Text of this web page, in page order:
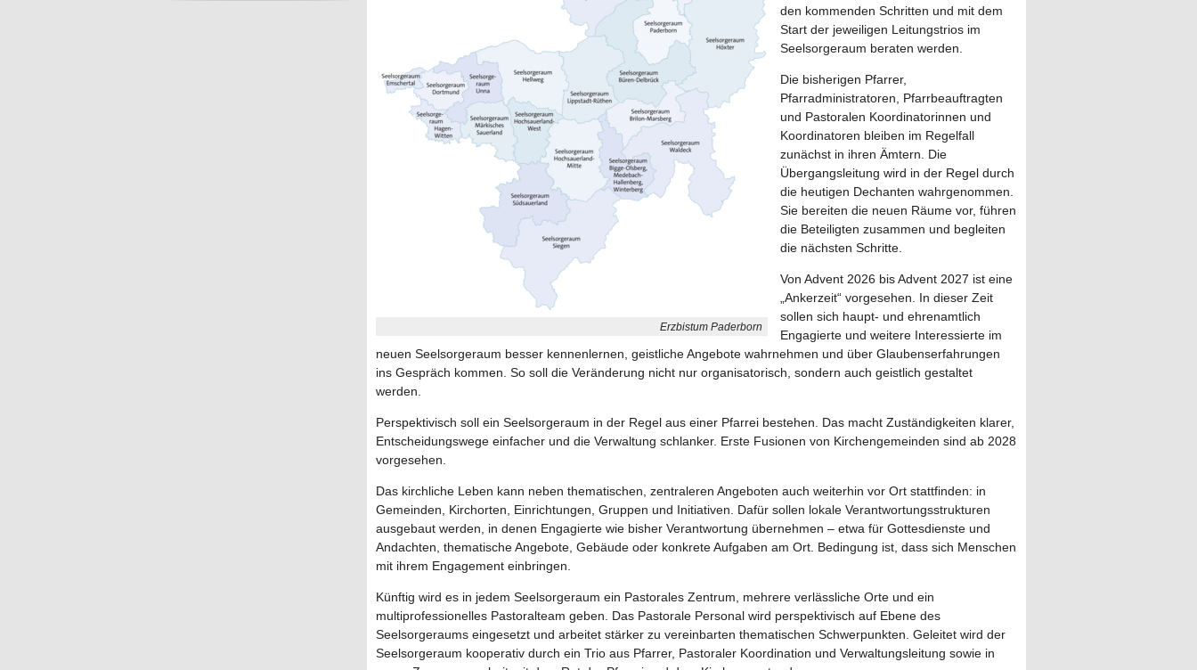
Erzbistum Paderborn
den kommenden Schritten und mit dem
Start der jeweiligen Leitungstrios im
Seelsorgeraum beraten werden.
Die bisherigen Pfarrer,
Pfarradministratoren, Pfarrbeauftragten
und Pastoralen Koordinatorinnen und
Koordinatoren bleiben im Regelfall
zunächst in ihren Ämtern. Die
Übergangsleitung wird in der Regel durch
die heutigen Dechanten wahrgenommen.
Sie bereiten die neuen Räume vor, führen
die Beteiligten zusammen und begleiten
die nächsten Schritte.
Von Advent 2026 bis Advent 2027 ist eine
„Ankerzeit“ vorgesehen. In dieser Zeit
sollen sich haupt- und ehrenamtlich
Engagierte und weitere Interessierte im
neuen Seelsorgeraum besser kennenlernen, geistliche Angebote wahrnehmen und über Glaubenserfahrungen
ins Gespräch kommen. So soll die Veränderung nicht nur organisatorisch, sondern auch geistlich gestaltet
werden.
Perspektivisch soll ein Seelsorgeraum in der Regel aus einer Pfarrei bestehen. Das macht Zuständigkeiten klarer,
Entscheidungswege einfacher und die Verwaltung schlanker. Erste Fusionen von Kirchengemeinden sind ab 2028
vorgesehen.
Das kirchliche Leben kann neben thematischen, zentraleren Angeboten auch weiterhin vor Ort stattfinden: in
Gemeinden, Kirchorten, Einrichtungen, Gruppen und Initiativen. Dafür sollen lokale Verantwortungsstrukturen
ausgebaut werden, in denen Engagierte wie bisher Verantwortung übernehmen – etwa für Gottesdienste und
Andachten, thematische Angebote, Gebäude oder konkrete Aufgaben am Ort. Bedingung ist, dass sich Menschen
mit ihrem Engagement einbringen.
Künftig wird es in jedem Seelsorgeraum ein Pastorales Zentrum, mehrere verlässliche Orte und ein
multiprofessionelles Pastoralteam geben. Das Pastorale Personal wird perspektivisch auf Ebene des
Seelsorgeraums eingesetzt und arbeitet stärker zu vereinbarten thematischen Schwerpunkten. Geleitet wird der
Seelsorgeraum kooperativ durch ein Trio aus Pfarrer, Pastoraler Koordination und Verwaltungsleitung sowie in